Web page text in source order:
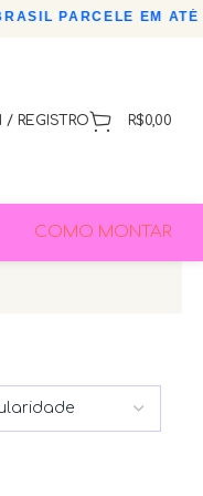
PARCELE EM ATÉ
/ REGISTRO R$0,00
COMO MONTAR